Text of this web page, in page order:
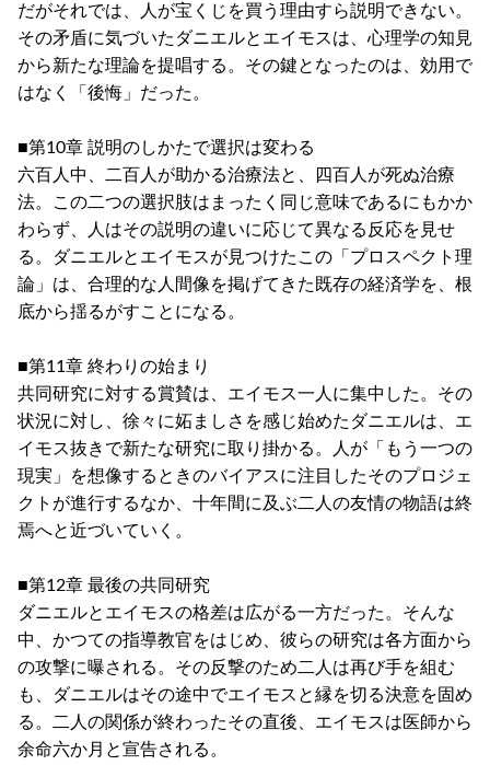
だがそれでは、人が宝くじを買う理由すら説明できない。
その矛盾に気づいたダニエルとエイモスは、心理学の知見
から新たな理論を提唱する。その鍵となったのは、効用で
はなく「後悔」だった。
■第10章 説明のしかたで選択は変わる
六百人中、二百人が助かる治療法と、四百人が死ぬ治療
法。この二つの選択肢はまったく同じ意味であるにもかか
わらず、人はその説明の違いに応じて異なる反応を見せ
る。ダニエルとエイモスが見つけたこの「プロスペクト理
論」は、合理的な人間像を掲げてきた既存の経済学を、根
底から揺るがすことになる。
■第11章 終わりの始まり
共同研究に対する賞賛は、エイモス一人に集中した。その
状況に対し、徐々に妬ましさを感じ始めたダニエルは、エ
イモス抜きで新たな研究に取り掛かる。人が「もう一つの
現実」を想像するときのバイアスに注目したそのプロジェ
クトが進行するなか、十年間に及ぶ二人の友情の物語は終
焉へと近づいていく。
■第12章 最後の共同研究
ダニエルとエイモスの格差は広がる一方だった。そんな
中、かつての指導教官をはじめ、彼らの研究は各方面から
の攻撃に曝される。その反撃のため二人は再び手を組む
も、ダニエルはその途中でエイモスと縁を切る決意を固め
る。二人の関係が終わったその直後、エイモスは医師から
余命六か月と宣告される。